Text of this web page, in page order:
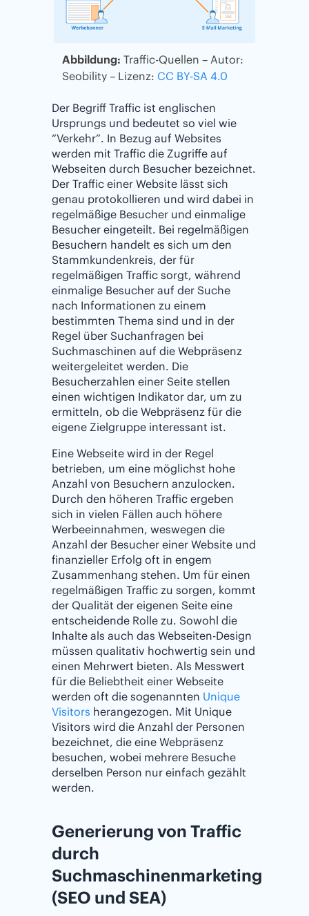
Abbildung: Traffic-Quellen – Autor:
Seobility – Lizenz: CC BY-SA 4.0
Der Begriff Traffic ist englischen
Ursprungs und bedeutet so viel wie
“Verkehr”. In Bezug auf Websites
werden mit Traffic die Zugriffe auf
Webseiten durch Besucher bezeichnet.
Der Traffic einer Website lässt sich
genau protokollieren und wird dabei in
regelmäßige Besucher und einmalige
Besucher eingeteilt. Bei regelmäßigen
Besuchern handelt es sich um den
Stammkundenkreis, der für
regelmäßigen Traffic sorgt, während
einmalige Besucher auf der Suche
nach Informationen zu einem
bestimmten Thema sind und in der
Regel über Suchanfragen bei
Suchmaschinen auf die Webpräsenz
weitergeleitet werden. Die
Besucherzahlen einer Seite stellen
einen wichtigen Indikator dar, um zu
ermitteln, ob die Webpräsenz für die
eigene Zielgruppe interessant ist.
Eine Webseite wird in der Regel
betrieben, um eine möglichst hohe
Anzahl von Besuchern anzulocken.
Durch den höheren Traffic ergeben
sich in vielen Fällen auch höhere
Werbeeinnahmen, weswegen die
Anzahl der Besucher einer Website und
finanzieller Erfolg oft in engem
Zusammenhang stehen. Um für einen
regelmäßigen Traffic zu sorgen, kommt
der Qualität der eigenen Seite eine
entscheidende Rolle zu. Sowohl die
Inhalte als auch das Webseiten-Design
müssen qualitativ hochwertig sein und
einen Mehrwert bieten. Als Messwert
für die Beliebtheit einer Webseite
werden oft die sogenannten Unique
Visitors herangezogen. Mit Unique
Visitors wird die Anzahl der Personen
bezeichnet, die eine Webpräsenz
besuchen, wobei mehrere Besuche
derselben Person nur einfach gezählt
werden.
Generierung von Traffic
durch
Suchmaschinenmarketing
(SEO und SEA)